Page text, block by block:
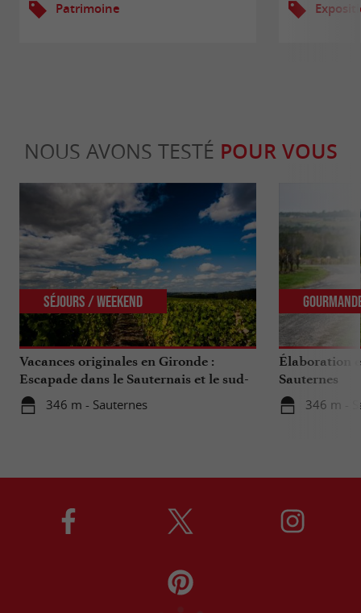
Patrimoine
NOUS AVONS TESTÉ POUR VOUS
Vacances originales en Gironde :
Escapade dans le Sauternais et le sud-
Gironde
346 m - Sauternes
Séjours / Weekend
Élaboration
Sauternes
346 m -